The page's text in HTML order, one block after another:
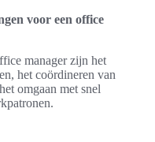
voor een office
manager zijn het
het coördineren van
omgaan met snel